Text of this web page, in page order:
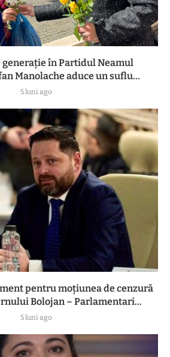
generație în Partidul Neamul
Manolache aduce un suflu...
5 luni ago
pentru moțiunea de cenzură
Bolojan – Parlamentari...
5 luni ago